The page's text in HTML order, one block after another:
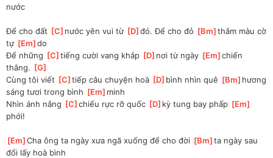
nước
Để cho đất [C ]nước yên vui từ [D ]
đó. Để cho đỏ [Bm ]thắm màu cờ
tự [Em ]
do
Để những [C ]tiếng cười vang khắp [D ]nơi từ ngày [Em ]
chiến
thắng. [G
Cùng tôi viết [C ]tiếp câu chuyện hoà [D ]bình nhìn quê [Bm ]hương
sáng tươi trong bình [Em ]minh
Nhìn ánh nắng [C ]
chiếu rực rỡ quốc [D ]kỳ tung bay phấp [Em
phới!
[Em ]
Cha ông ta ngày xưa ngã xuống để cho đời [Bm ]ta ngày sau
đổi lấy hoà bình